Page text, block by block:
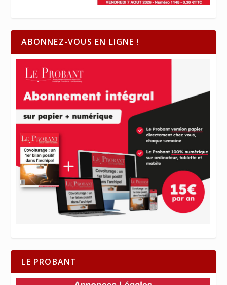
ABONNEZ-VOUS EN LIGNE !
LE PROBANT